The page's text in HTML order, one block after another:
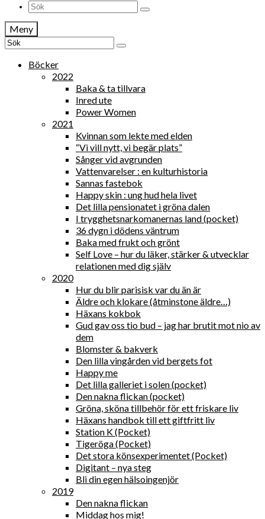
Search
Meny
Search
Böcker
2022
Baka & ta tillvara
Inred ute
Power Women
2021
Kvinnan som lekte med elden
“Vi vill nytt, vi begär plats”
Sånger vid avgrunden
Vattenvarelser : en kulturhistoria
Sannas fastebok
Happy skin : ung hud hela livet
Det lilla pensionatet i gröna dalen
I trygghetsnarkomanernas land (pocket)
36 dygn i dödens väntrum
Baka med frukt och grönt
Self Love – hur du läker, stärker & utvecklar
relationen med dig själv
2020
Hur du blir parisisk var du än är
Äldre och klokare (åtminstone äldre…)
Häxans kokbok
Gud gav oss tio bud – jag har brutit mot nio av
dem
Blomster & bakverk
Den lilla vingården vid bergets fot
Happy me
Det lilla galleriet i solen (pocket)
Den nakna flickan (pocket)
Gröna, sköna tillbehör för ett friskare liv
Häxans handbok till ett giftfritt liv
Station K (Pocket)
Tigeröga (Pocket)
Det stora könsexperimentet (Pocket)
Digitant – nya steg
Bli din egen hälsoingenjör
2019
Den nakna flickan
Middag hos mig!